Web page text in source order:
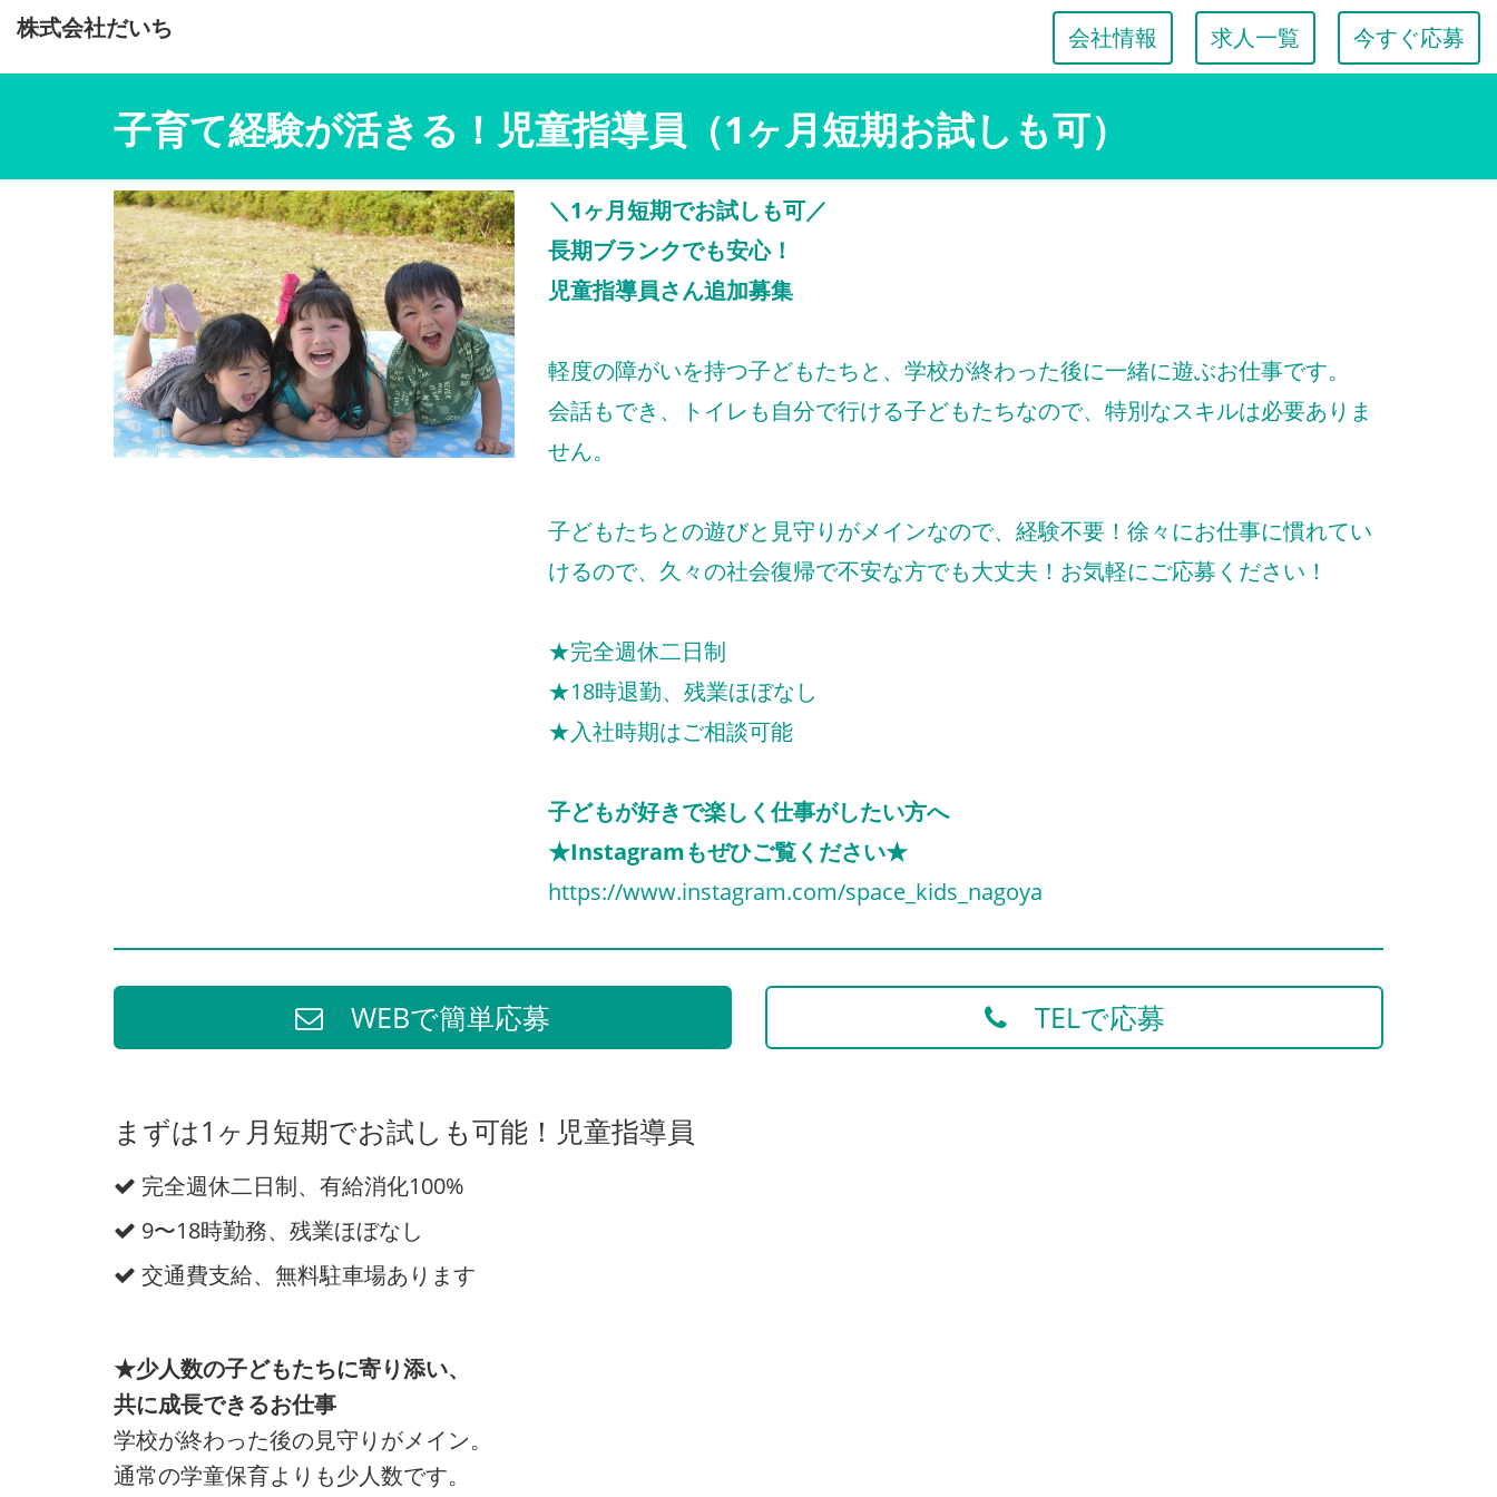
株式会社だいち 今すぐ応募
求人一覧
会社情報
子育て経験が活きる！児童指導員（1ヶ月短期お試しも可）
＼1ヶ月短期でお試しも可／
長期ブランクでも安心！
児童指導員さん追加募集
軽度の障がいを持つ子どもたちと、学校が終わった後に一緒に遊ぶお仕事です。
会話もでき、トイレも自分で行ける子どもたちなので、特別なスキルは必要ありま
せん。
子どもたちとの遊びと見守りがメインなので、経験不要！徐々にお仕事に慣れてい
けるので、久々の社会復帰で不安な方でも大丈夫！お気軽にご応募ください！
★完全週休二日制
★18時退勤、残業ほぼなし
★入社時期はご相談可能
子どもが好きで楽しく仕事がしたい方へ
★Instagramもぜひご覧ください★
https://www.instagram.com/space_kids_nagoya
WEBで簡単応募 TELで応募
まずは1ヶ月短期でお試しも可能！児童指導員
完全週休二日制、有給消化100%
9〜18時勤務、残業ほぼなし
交通費支給、無料駐車場あります
★少人数の子どもたちに寄り添い、
共に成長できるお仕事
学校が終わった後の見守りがメイン。
通常の学童保育よりも少人数です。